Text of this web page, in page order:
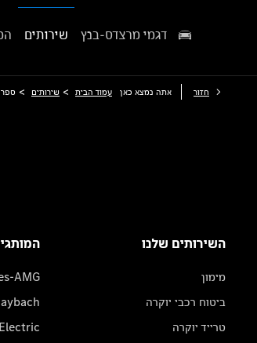
דגמי מרצדס-בנץ שירותים
חזור אתה נמצא כאן עמוד הבית > שירותים > ספר
השירותים שלנו
מימון
ביטוח רכבי יוקרה
טרייד יוקרה
AMG